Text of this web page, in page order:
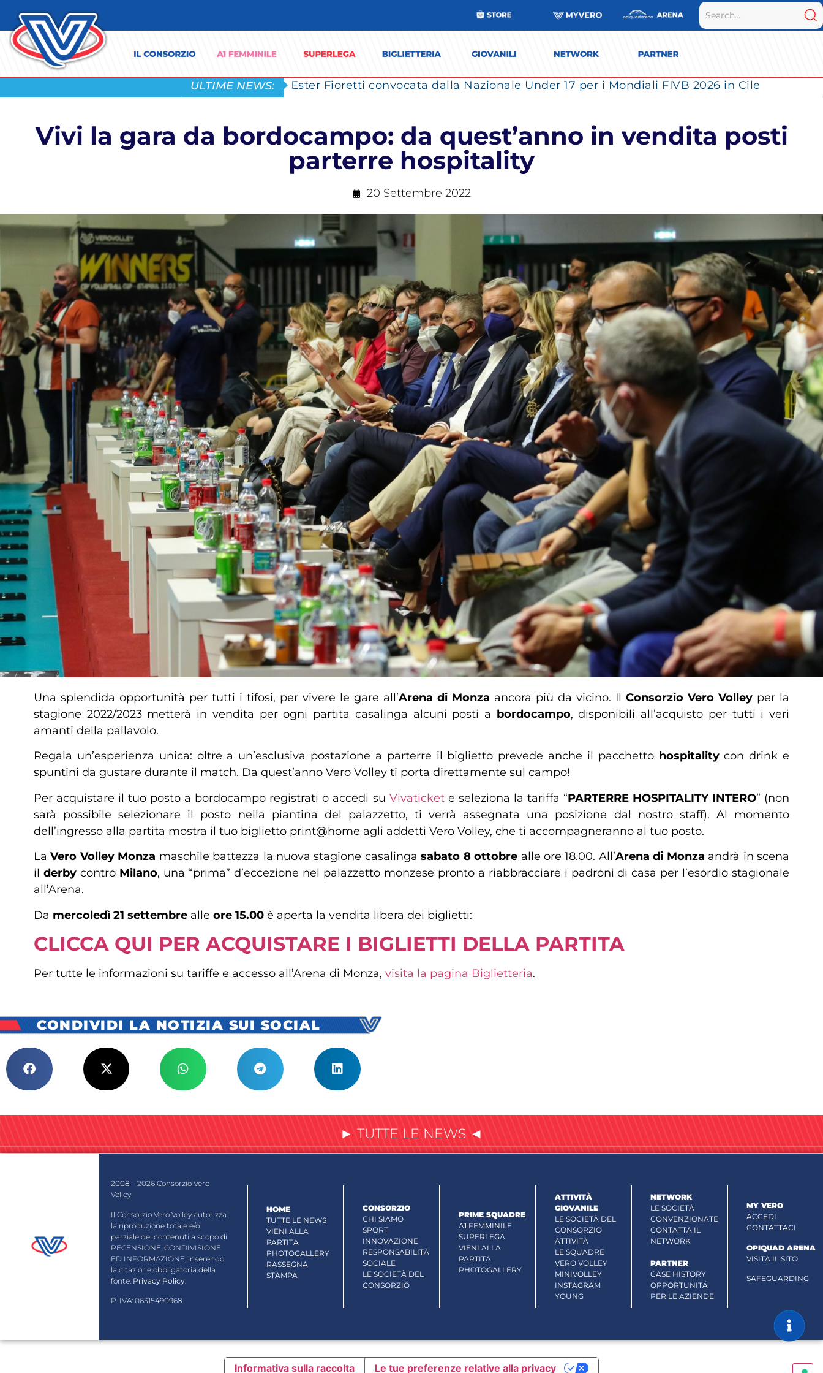
ULTIME NEWS: Ester Fioretti convocata dalla Nazionale Under 17 per i Mondiali FIVB 2026 in Cile
Vivi la gara da bordocampo: da quest’anno in vendita posti
parterre hospitality
20 Settembre 2022
Una splendida opportunità per tutti i tifosi, per vivere le gare all’Arena di Monza ancora più da vicino. Il Consorzio Vero Volley per la
stagione 2022/2023 metterà in vendita per ogni partita casalinga alcuni posti a bordocampo, disponibili all’acquisto per tutti i veri
amanti della pallavolo.
Regala un’esperienza unica: oltre a un’esclusiva postazione a parterre il biglietto prevede anche il pacchetto hospitalitycon drink e
spuntini da gustare durante il match. Da quest’anno Vero Volley ti porta direttamente sul campo!
Per acquistare il tuo posto a bordocampo registrati o accedi su Vivatickete seleziona la tariffa “PARTERRE HOSPITALITY INTERO” (non
sarà possibile selezionare il posto nella piantina del palazzetto, ti verrà assegnata una posizione dal nostro staff). Al momento
dell’ingresso alla partita mostra il tuo biglietto print@home agli addetti Vero Volley, che ti accompagneranno al tuo posto.
LaVero Volley Monza maschile battezza la nuova stagione casalingasabato 8 ottobre alle ore 18.00. All’Arena di Monza andrà in scena
il derbycontro Milano, una “prima” d’eccezione nel palazzetto monzese pronto a riabbracciare i padroni di casa per l’esordio stagionale
all’Arena.
Da mercoledì 21 settembre alle ore 15.00 è aperta la vendita libera dei biglietti:
CLICCA QUI PER ACQUISTARE I BIGLIETTI DELLA PARTITA
Per tutte le informazioni su tariffe e accesso all’Arena di Monza, visita la pagina Biglietteria.
CONDIVIDI LA NOTIZIA SUI SOCIAL
► TUTTE LE NEWS ◄
2008 – 2026 Consorzio Vero
Volley
Il Consorzio Vero Volley autorizza
la riproduzione totale e/o
parziale dei contenuti a scopo di
RECENSIONE, CONDIVISIONE
ED INFORMAZIONE, inserendo
la citazione obbligatoria della
fonte. Privacy Policy
P. IVA: 06315490968
HOME
TUTTE LE NEWS
VIENI ALLA
PARTITA
PHOTOGALLERY
RASSEGNA
STAMPA
CONSORZIO
CHI SIAMO
SPORT
INNOVAZIONE
RESPONSABILITÀ
SOCIALE
LE SOCIETÀ DEL
CONSORZIO
PRIME SQUADRE
A1 FEMMINILE
SUPERLEGA
VIENI ALLA
PARTITA
PHOTOGALLERY
ATTIVITÀ
GIOVANILE
LE SOCIETÀ DEL
CONSORZIO
ATTIVITÀ
LE SQUADRE
VERO VOLLEY
MINIVOLLEY
INSTAGRAM
YOUNG
NETWORK
LE SOCIETÀ
CONVENZIONATE
CONTATTA IL
NETWORK
PARTNER
CASE HISTORY
OPPORTUNITÁ
PER LE AZIENDE
MY VERO
ACCEDI
CONTATTACI
OPIQUAD ARENA
VISITA IL SITO
SAFEGUARDING
Informativa sulla raccolta Le tue preferenze relative alla privacy